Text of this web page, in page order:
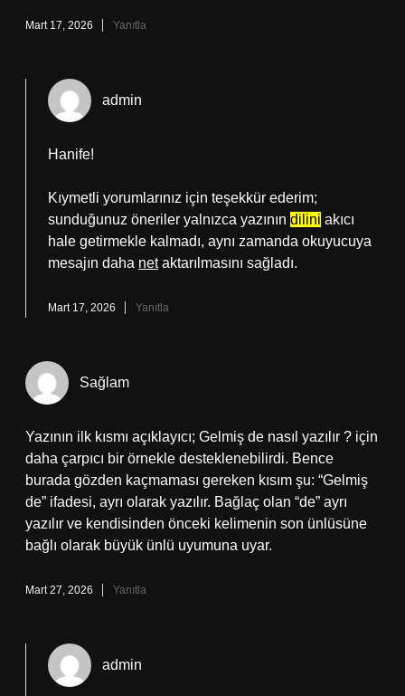
Mart 17, 2026 Yanıtla
admin
Hanife!
Kıymetli yorumlarınız için teşekkür ederim;
sunduğunuz öneriler yalnızca yazının dilini akıcı
hale getirmekle kalmadı, aynı zamanda okuyucuya
mesajın daha netaktarılmasını sağladı.
Mart 17, 2026 Yanıtla
Sağlam
Yazının ilk kısmı açıklayıcı; Gelmiş de nasıl yazılır ? için
daha çarpıcı bir örnekle desteklenebilirdi. Bence
burada gözden kaçmaması gereken kısım şu: “Gelmiş
de” ifadesi, ayrı olarak yazılır. Bağlaç olan “de” ayrı
yazılır ve kendisinden önceki kelimenin son ünlüsüne
bağlı olarak büyük ünlü uyumuna uyar.
Mart 27, 2026 Yanıtla
admin